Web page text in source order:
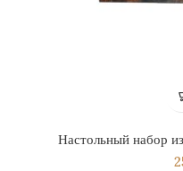
Настольный набор